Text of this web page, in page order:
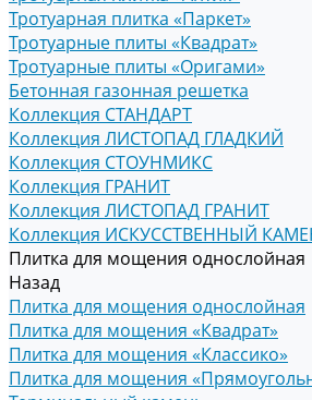
Тротуарная плитка «Паркет»
Тротуарные плиты «Квадрат»
Тротуарные плиты «Оригами»
Бетонная газонная решетка
Коллекция СТАНДАРТ
Коллекция ЛИСТОПАД ГЛАДКИЙ
Коллекция СТОУНМИКС
Коллекция ГРАНИТ
Коллекция ЛИСТОПАД ГРАНИТ
Коллекция ИСКУССТВЕННЫЙ
Плитка для мощения однослойная
Назад
Плитка для мощения однослойная
Плитка для мощения «Квадрат»
Плитка для мощения «Классико»
Плитка для мощения